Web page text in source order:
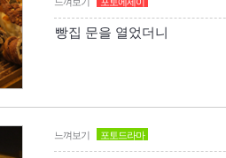
빵집 문을 열었더니
느껴보기 포토드라마